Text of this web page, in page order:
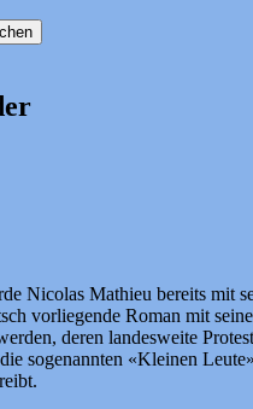
Nicolas Mathieu bereits mit
vorliegende Roman mit
deren landesweite
sogenannten «Kleinen